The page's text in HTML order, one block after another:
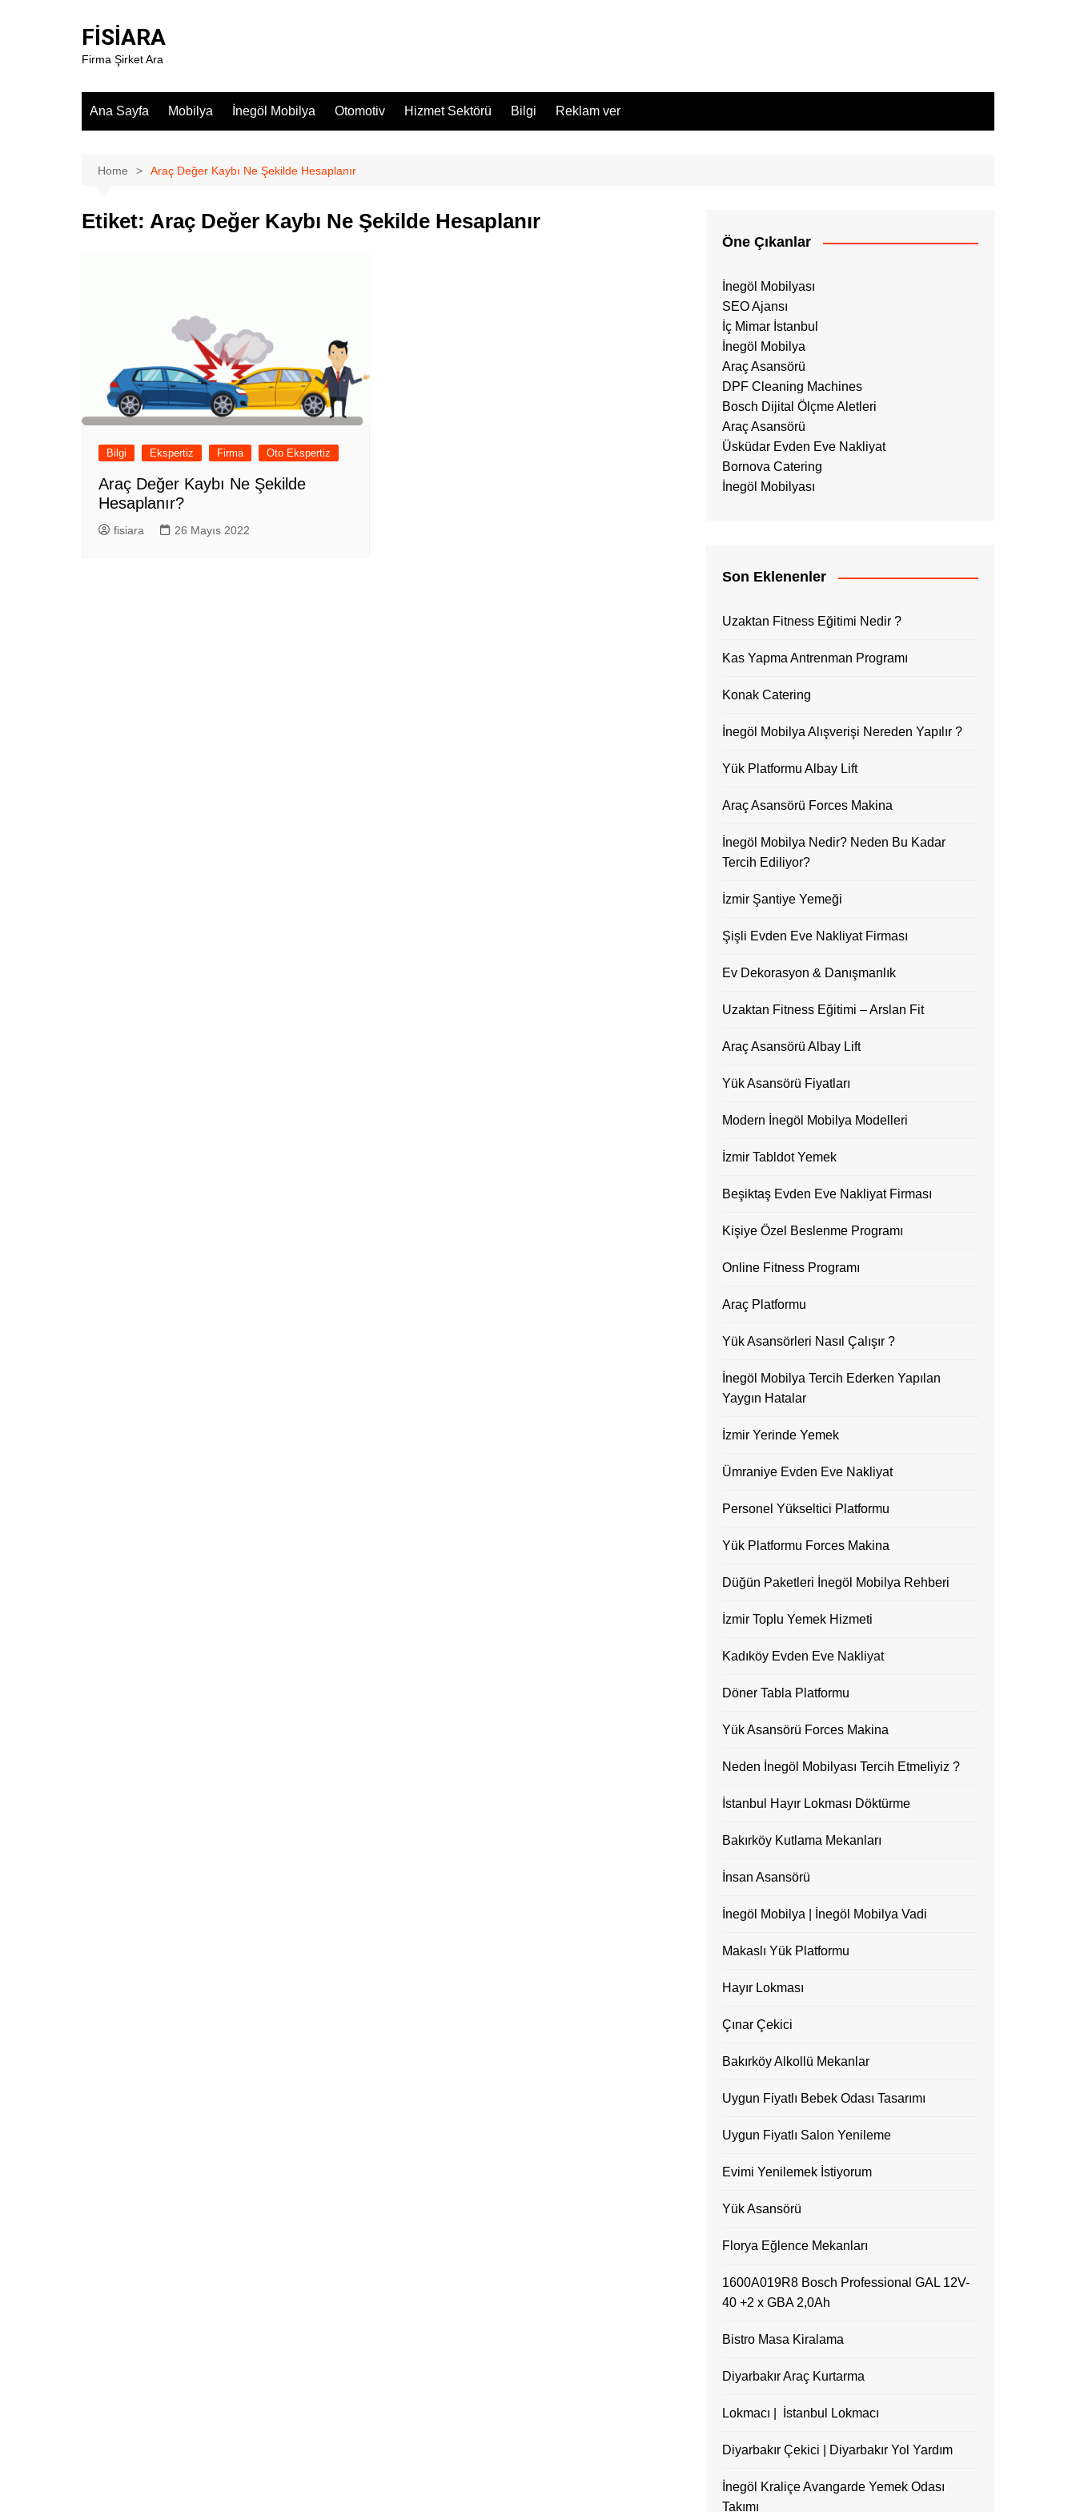
FİSİARA
Firma Şirket Ara
Ana Sayfa Mobilya İnegöl Mobilya Otomotiv Hizmet Sektörü Bilgi Reklam ver
Home Araç Değer Kaybı Ne Şekilde Hesaplanır
Etiket: Araç Değer Kaybı Ne Şekilde Hesaplanır
Bilgi Ekspertiz Firma Oto Ekspertiz
Araç Değer Kaybı Ne Şekilde
Hesaplanır?
fisiara 26 Mayıs 2022
Öne Çıkanlar
İnegöl Mobilyası
SEO Ajansı
İç Mimar İstanbul
İnegöl Mobilya
Araç Asansörü
DPF Cleaning Machines
Bosch Dijital Ölçme Aletleri
Araç Asansörü
Üsküdar Evden Eve Nakliyat
Bornova Catering
İnegöl Mobilyası
Son Eklenenler
Uzaktan Fitness Eğitimi Nedir ?
Kas Yapma Antrenman Programı
Konak Catering
İnegöl Mobilya Alışverişi Nereden Yapılır ?
Yük Platformu Albay Lift
Araç Asansörü Forces Makina
İnegöl Mobilya Nedir? Neden Bu Kadar
Tercih Ediliyor?
İzmir Şantiye Yemeği
Şişli Evden Eve Nakliyat Firması
Ev Dekorasyon & Danışmanlık
Uzaktan Fitness Eğitimi – Arslan Fit
Araç Asansörü Albay Lift
Yük Asansörü Fiyatları
Modern İnegöl Mobilya Modelleri
İzmir Tabldot Yemek
Beşiktaş Evden Eve Nakliyat Firması
Kişiye Özel Beslenme Programı
Online Fitness Programı
Araç Platformu
Yük Asansörleri Nasıl Çalışır ?
İnegöl Mobilya Tercih Ederken Yapılan
Yaygın Hatalar
İzmir Yerinde Yemek
Ümraniye Evden Eve Nakliyat
Personel Yükseltici Platformu
Yük Platformu Forces Makina
Düğün Paketleri İnegöl Mobilya Rehberi
İzmir Toplu Yemek Hizmeti
Kadıköy Evden Eve Nakliyat
Döner Tabla Platformu
Yük Asansörü Forces Makina
Neden İnegöl Mobilyası Tercih Etmeliyiz ?
İstanbul Hayır Lokması Döktürme
Bakırköy Kutlama Mekanları
İnsan Asansörü
İnegöl Mobilya | İnegöl Mobilya Vadi
Makaslı Yük Platformu
Hayır Lokması
Çınar Çekici
Bakırköy Alkollü Mekanlar
Uygun Fiyatlı Bebek Odası Tasarımı
Uygun Fiyatlı Salon Yenileme
Evimi Yenilemek İstiyorum
Yük Asansörü
Florya Eğlence Mekanları
1600A019R8 Bosch Professional GAL 12V-
40 +2 x GBA 2,0Ah
Bistro Masa Kiralama
Diyarbakır Araç Kurtarma
Lokmacı | İstanbul Lokmacı
Diyarbakır Çekici | Diyarbakır Yol Yardım
İnegöl Kraliçe Avangarde Yemek Odası
Takımı